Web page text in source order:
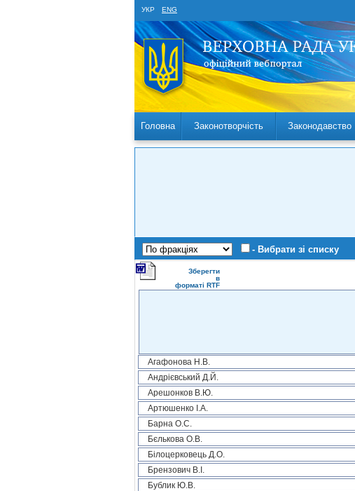
УКР ENG
Головна Законотворчість Законодавство
- Вибрати зі списку
Зберегти
в
форматі RTF
Агафонова Н.В.
Андрієвський Д.Й.
Арешонков В.Ю.
Артюшенко І.А.
Барна О.С.
Бєлькова О.В.
Білоцерковець Д.О.
Брензович В.І.
Бублик Ю.В.